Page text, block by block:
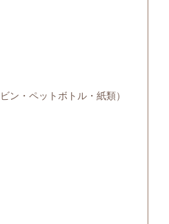
ン・ペットボトル・紙類）